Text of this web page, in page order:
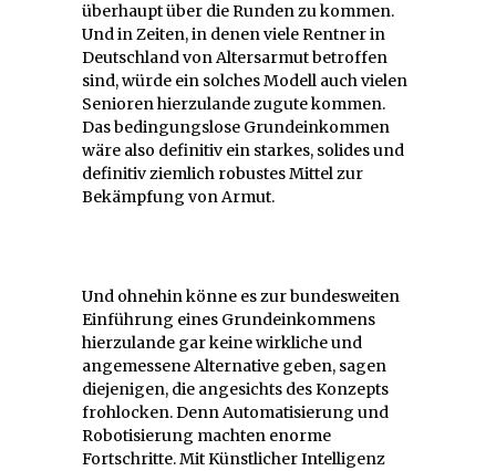
überhaupt über die Runden zu kommen.
Und in Zeiten, in denen viele Rentner in
Deutschland von Altersarmut betroffen
sind, würde ein solches Modell auch vielen
Senioren hierzulande zugute kommen.
Das bedingungslose Grundeinkommen
wäre also definitiv ein starkes, solides und
definitiv ziemlich robustes Mittel zur
Bekämpfung von Armut.
Und ohnehin könne es zur bundesweiten
Einführung eines Grundeinkommens
hierzulande gar keine wirkliche und
angemessene Alternative geben, sagen
diejenigen, die angesichts des Konzepts
frohlocken. Denn Automatisierung und
Robotisierung machten enorme
Fortschritte. Mit Künstlicher Intelligenz